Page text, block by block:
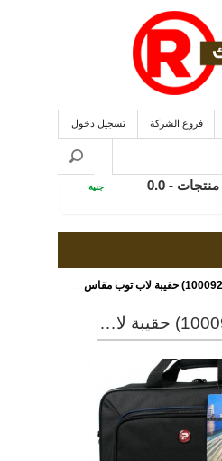
فروع الشركة تسجيل دخول
جنية
بورت ديزاينز (100092) حقيبة لاب توب مقاس 15.6 بوصة